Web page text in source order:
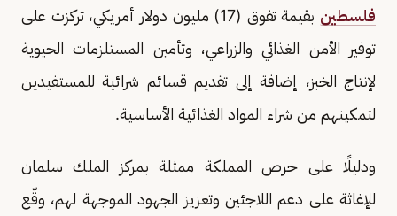
فلسطين
بقيمة تفوق (17) مليون دولار أمريكي، تركزت على
توفير الأمن الغذائي والزراعي، وتأمين المستلزمات الحيوية
لإنتاج الخبز، إضافة إلى تقديم قسائم شرائية للمستفيدين
لتمكينهم من شراء المواد الغذائية الأساسية.
ودليلًا على حرص المملكة ممثلة بمركز الملك سلمان
للإغاثة على دعم اللاجئين وتعزيز الجهود الموجهة لهم، وقّع